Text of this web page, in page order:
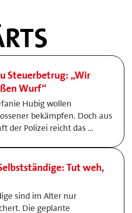
Steuerbetrug: „Wir
Wurf“
Hubig wollen
bekämpfen. Doch aus
der Polizei reicht das …
Tut weh,
sind im Alter nur
Die geplante